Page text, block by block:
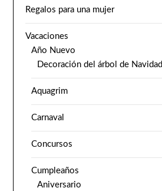
Regalos para una mujer
Vacaciones
Año Nuevo
Decoración del árbol de Navidad
Aquagrim
Carnaval
Concursos
Cumpleaños
Aniversario